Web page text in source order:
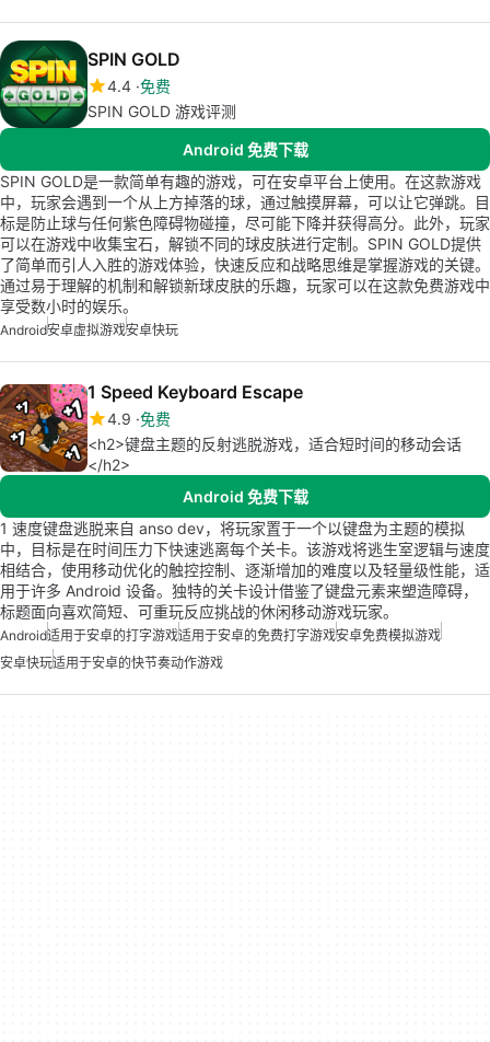
SPIN GOLD
4.4 免费
SPIN GOLD 游戏评测
Android 免费下载
SPIN GOLD是一款简单有趣的游戏，可在安卓平台上使用。在这款游戏
中，玩家会遇到一个从上方掉落的球，通过触摸屏幕，可以让它弹跳。目
标是防止球与任何紫色障碍物碰撞，尽可能下降并获得高分。此外，玩家
可以在游戏中收集宝石，解锁不同的球皮肤进行定制。SPIN GOLD提供
了简单而引人入胜的游戏体验，快速反应和战略思维是掌握游戏的关键。
通过易于理解的机制和解锁新球皮肤的乐趣，玩家可以在这款免费游戏中
享受数小时的娱乐。
Android安卓虚拟游戏安卓快玩
1 Speed Keyboard Escape
4.9 免费
<h2>键盘主题的反射逃脱游戏，适合短时间的移动会话
</h2>
Android 免费下载
1 速度键盘逃脱来自 anso dev，将玩家置于一个以键盘为主题的模拟
中，目标是在时间压力下快速逃离每个关卡。该游戏将逃生室逻辑与速度
相结合，使用移动优化的触控控制、逐渐增加的难度以及轻量级性能，适
用于许多 Android 设备。独特的关卡设计借鉴了键盘元素来塑造障碍，
标题面向喜欢简短、可重玩反应挑战的休闲移动游戏玩家。
Android适用于安卓的打字游戏适用于安卓的免费打字游戏安卓免费模拟游戏
安卓快玩适用于安卓的快节奏动作游戏